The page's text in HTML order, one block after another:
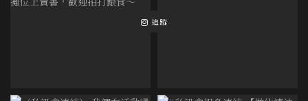
追蹤